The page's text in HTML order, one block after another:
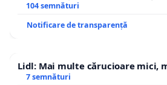
traseului în afara localităților!
104 semnături
Notificare de transparență
Lidl: Mai multe cărucioare mici,
7 semnături